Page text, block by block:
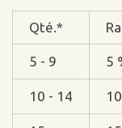
Qté.*
5 - 9 5
10 - 14